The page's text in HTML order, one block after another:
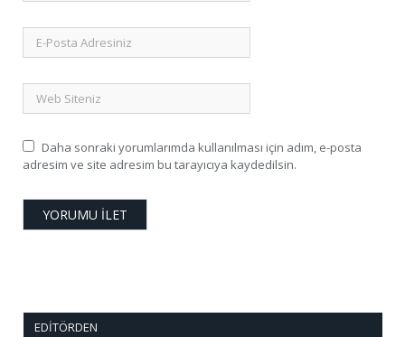
Daha sonraki yorumlarımda kullanılması için adım, e-posta
adresim ve site adresim bu tarayıcıya kaydedilsin.
EDITÖRDEN